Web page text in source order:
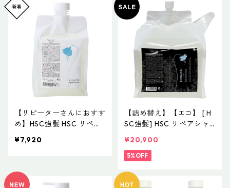
【リピーターさんにおすす
め】HSC強髪 HSC リペア
¥7,920
【詰め替え】【エコ】 [ H
SC強髪] HSC リペアシャ
¥20,900
5%OFF